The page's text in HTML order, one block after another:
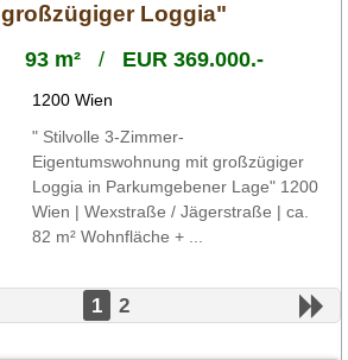
großzügiger Loggia"
93 m²/ EUR 369.000.-
1200 Wien
" Stilvolle 3-Zimmer-
Eigentumswohnung mit großzügiger
Loggia in Parkumgebener Lage" 1200
Wien | Wexstraße / Jägerstraße | ca.
82 m² Wohnfläche + ...
1 2